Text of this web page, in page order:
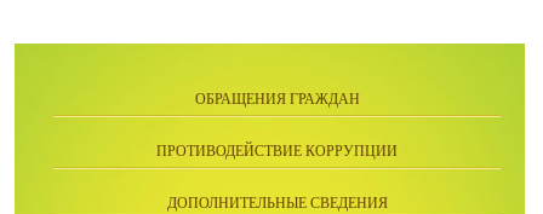
ОБРАЩЕНИЯ ГРАЖДАН
ПРОТИВОДЕЙСТВИЕ КОРРУПЦИИ
ДОПОЛНИТЕЛЬНЫЕ СВЕДЕНИЯ